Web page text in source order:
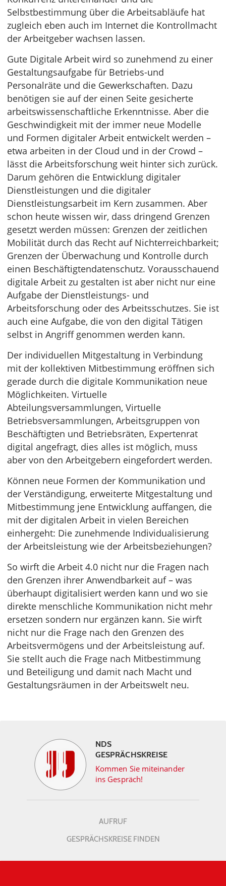
Selbstbestimmung über die Arbeitsabläufe hat
zugleich eben auch im Internet die Kontrollmacht
der Arbeitgeber wachsen lassen.
Gute Digitale Arbeit wird so zunehmend zu einer
Gestaltungsaufgabe für Betriebs-und
Personalräte und die Gewerkschaften. Dazu
benötigen sie auf der einen Seite gesicherte
arbeitswissenschaftliche Erkenntnisse. Aber die
Geschwindigkeit mit der immer neue Modelle
und Formen digitaler Arbeit entwickelt werden –
etwa arbeiten in der Cloud und in der Crowd –
lässt die Arbeitsforschung weit hinter sich zurück.
Darum gehören die Entwicklung digitaler
Dienstleistungen und die digitaler
Dienstleistungsarbeit im Kern zusammen. Aber
schon heute wissen wir, dass dringend Grenzen
gesetzt werden müssen: Grenzen der zeitlichen
Mobilität durch das Recht auf Nichterreichbarkeit;
Grenzen der Überwachung und Kontrolle durch
einen Beschäftigtendatenschutz. Vorausschauend
digitale Arbeit zu gestalten ist aber nicht nur eine
Aufgabe der Dienstleistungs- und
Arbeitsforschung oder des Arbeitsschutzes. Sie ist
auch eine Aufgabe, die von den digital Tätigen
selbst in Angriff genommen werden kann.
Der individuellen Mitgestaltung in Verbindung
mit der kollektiven Mitbestimmung eröffnen sich
gerade durch die digitale Kommunikation neue
Möglichkeiten. Virtuelle
Abteilungsversammlungen, Virtuelle
Betriebsversammlungen, Arbeitsgruppen von
Beschäftigten und Betriebsräten, Expertenrat
digital angefragt, dies alles ist möglich, muss
aber von den Arbeitgebern eingefordert werden.
Können neue Formen der Kommunikation und
der Verständigung, erweiterte Mitgestaltung und
Mitbestimmung jene Entwicklung auffangen, die
mit der digitalen Arbeit in vielen Bereichen
einhergeht: Die zunehmende Individualisierung
der Arbeitsleistung wie der Arbeitsbeziehungen?
So wirft die Arbeit 4.0 nicht nur die Fragen nach
den Grenzen ihrer Anwendbarkeit auf – was
überhaupt digitalisiert werden kann und wo sie
direkte menschliche Kommunikation nicht mehr
ersetzen sondern nur ergänzen kann. Sie wirft
nicht nur die Frage nach den Grenzen des
Arbeitsvermögens und der Arbeitsleistung auf.
Sie stellt auch die Frage nach Mitbestimmung
und Beteiligung und damit nach Macht und
Gestaltungsräumen in der Arbeitswelt neu.
NDS
GESPRÄCHSKREISE
Kommen Sie miteinander
ins Gespräch!
AUFRUF
GESPRÄCHSKREISE FINDEN